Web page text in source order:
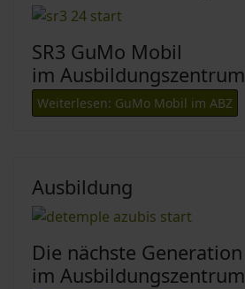
SR3 GuMo Mobil
im Ausbildungszentrum
Weiterlesen: GuMo Mobil im ABZ
Ausbildung
Die nächste Generation
im Ausbildungszentrum